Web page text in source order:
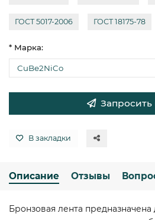
ГОСТ 5017-2006 ГОСТ 18175-78
* Марка:
Запросить
В закладки
Описание Отзывы
Бронзовая лента